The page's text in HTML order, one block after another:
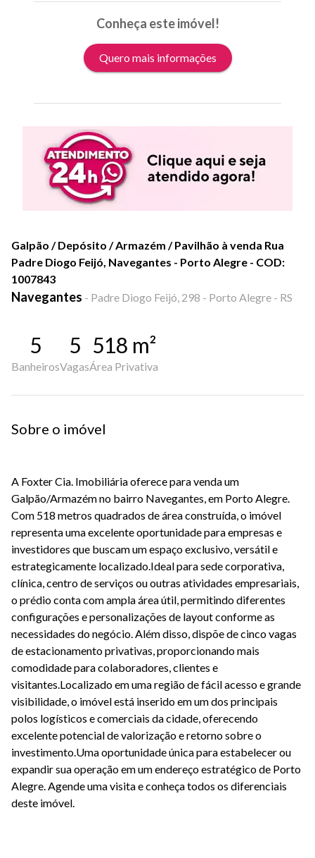
Conheça este imóvel!
Quero mais informações
Galpão / Depósito / Armazém / Pavilhão à venda Rua
Padre Diogo Feijó, Navegantes - Porto Alegre - COD:
1007843
Navegantes - Padre Diogo Feijó, 298 - Porto Alegre - RS
5
Banheiros
5
Vagas
518 m²
Área Privativa
Sobre o imóvel
A Foxter Cia. Imobiliária oferece para venda um
Galpão/Armazém no bairro Navegantes, em Porto Alegre.
Com 518 metros quadrados de área construída, o imóvel
representa uma excelente oportunidade para empresas e
investidores que buscam um espaço exclusivo, versátil e
estrategicamente localizado.Ideal para sede corporativa,
clínica, centro de serviços ou outras atividades empresariais,
o prédio conta com ampla área útil, permitindo diferentes
configurações e personalizações de layout conforme as
necessidades do negócio. Além disso, dispõe de cinco vagas
de estacionamento privativas, proporcionando mais
comodidade para colaboradores, clientes e
visitantes.Localizado em uma região de fácil acesso e grande
visibilidade, o imóvel está inserido em um dos principais
polos logísticos e comerciais da cidade, oferecendo
excelente potencial de valorização e retorno sobre o
investimento.Uma oportunidade única para estabelecer ou
expandir sua operação em um endereço estratégico de Porto
Alegre. Agende uma visita e conheça todos os diferenciais
deste imóvel.